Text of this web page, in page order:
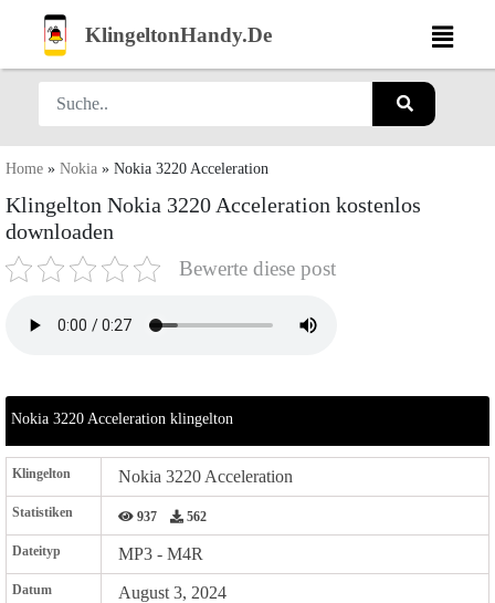
KlingeltonHandy.De
Home » Nokia » Nokia 3220 Acceleration
Klingelton Nokia 3220 Acceleration kostenlos
downloaden
Bewerte diese post
Nokia 3220 Acceleration klingelton
Klingelton Nokia 3220 Acceleration
Statistiken 937 562
Dateityp MP3 - M4R
Datum August 3, 2024